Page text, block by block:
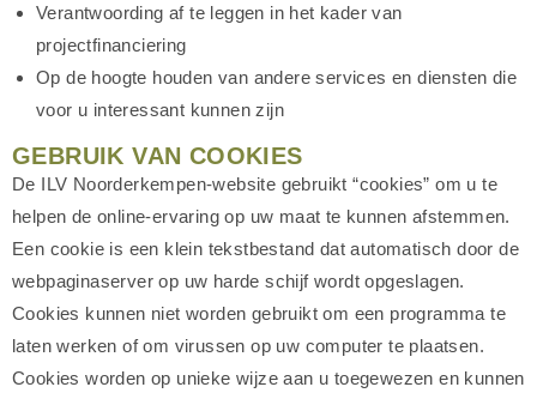
Verantwoording af te leggen in het kader van
projectfinanciering
Op de hoogte houden van andere services en diensten die
voor u interessant kunnen zijn
GEBRUIK VAN COOKIES
De ILV Noorderkempen-website gebruikt “cookies” om u te
helpen de online-ervaring op uw maat te kunnen afstemmen.
Een cookie is een klein tekstbestand dat automatisch door de
webpaginaserver op uw harde schijf wordt opgeslagen.
Cookies kunnen niet worden gebruikt om een programma te
laten werken of om virussen op uw computer te plaatsen.
Cookies worden op unieke wijze aan u toegewezen en kunnen